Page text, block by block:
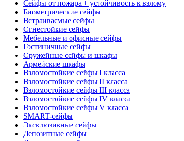
Сейфы от пожара + устойчивость к взлому
Биометрические сейфы
Встраиваемые сейфы
Огнестойкие сейфы
Мебельные и офисные сейфы
Гостиничные сейфы
Оружейные сейфы и шкафы
Армейские шкафы
Взломостойкие сейфы I класса
Взломостойкие сейфы II класса
Взломостойкие сейфы III класса
Взломостойкие сейфы IV класса
Взломостойкие сейфы V класса
SMART-сейфы
Эксклюзивные сейфы
Депозитные сейфы